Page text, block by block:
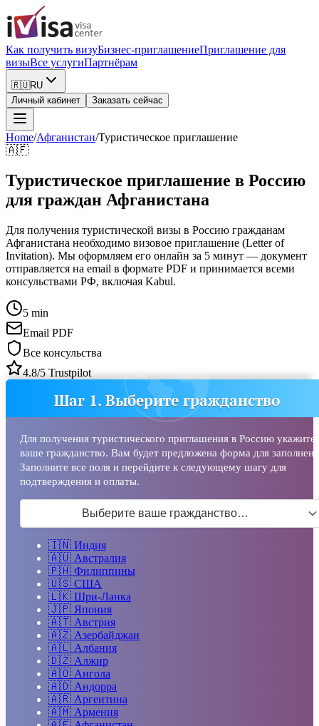
Как получить визуБизнес-приглашениеПриглашение для
визыВсе услугиПартнёрам
🇷🇺RU
Личный кабинет
Заказать сейчас
Home/Афганистан/Туристическое приглашение
🇦🇫
Туристическое приглашение в Россию
для граждан Афганистана
Для получения туристической визы в Россию гражданам
Афганистана необходимо визовое приглашение (Letter of
Invitation). Мы оформляем его онлайн за 5 минут — документ
отправляется на email в формате PDF и принимается всеми
консульствами РФ, включая Kabul.
5 min
Email PDF
Все консульства
4.8/5 Trustpilot
Шаг 1. Выберите гражданство
Для получения туристического приглашения в Россию укажите
ваше гражданство. Вам будет предложена форма для
Заполните все поля и перейдите к следующему шагу для
подтверждения и оплаты.
Выберите ваше гражданство…
🇮🇳 Индия
🇦🇺 Австралия
🇵🇭 Филиппины
🇺🇸 США
🇱🇰 Шри-Ланка
🇯🇵 Япония
🇦🇹 Австрия
🇦🇿 Азербайджан
🇦🇱 Албания
🇩🇿 Алжир
🇦🇴 Ангола
🇦🇩 Андорра
🇦🇷 Аргентина
🇦🇲 Армения